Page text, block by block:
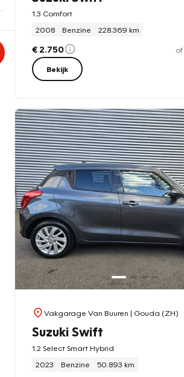
1.3 Comfort
2008
Benzine 228.369 km
€ 2.750 of
Bekijk
Vakgarage Van Buuren | Gouda (ZH)
Suzuki Swift
1.2 Select Smart Hybrid
2023
Benzine 50.893 km